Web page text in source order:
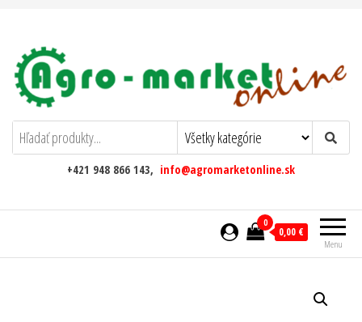
AgromarketOnline
+421 948 866 143, info@agromarketonline.sk
Menu
0
0,00 €